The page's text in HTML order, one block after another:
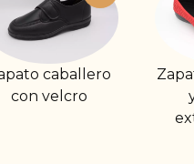
Zapato con gomas
y plantilla